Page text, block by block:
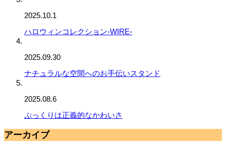
2025.10.1
ハロウィンコレクション-WIRE-
2025.09.30
ナチュラルな空間へのお手伝いスタンド
2025.08.6
ぷっくりは正義的なかわいさ
アーカイブ